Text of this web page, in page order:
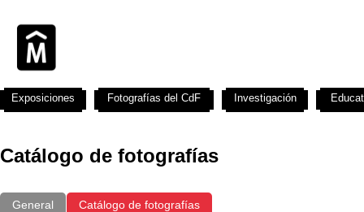
Catálogo de fotografías
General Catálogo de fotografías
Exposiciones Fotografías del CdF Investigación